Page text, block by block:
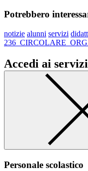
Potrebbero
notizie alunni servizi
Accedi ai servizi
Personale scolastico